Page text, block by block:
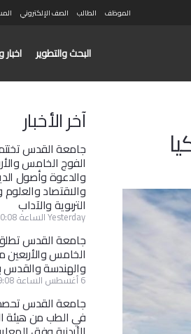
الموظف الطالب الصف الإلكتروني
البحث والتطوير
آخر الأخبار
جامعة القدس
الفوج الخامس
والدعوة وأصول
والاقتصاد والعلوم
التربوية والآداب
Yesterday الساعة 10:08 pm
جامعة القدس تطلق
الخامس
والهندسة والقدس
6 أغسطس الساعة 9:08 pm
جامعة القدس تحصد
في الطب من هيئة